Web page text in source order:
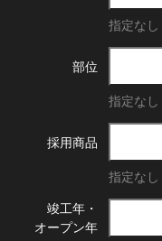
指定なし
部位
指定なし
採用商品
指定なし
竣工年・
オープン年